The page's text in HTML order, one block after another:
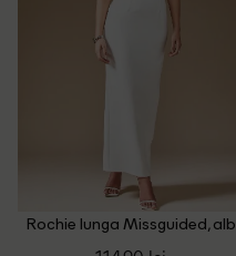
Rochie lunga Missguided, alb